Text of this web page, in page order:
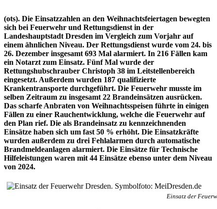
(ots). Die Einsatzzahlen an den Weihnachtsfeiertagen bewegten
sich bei Feuerwehr und Rettungsdienst in der
Landeshauptstadt Dresden im Vergleich zum Vorjahr auf
einem ähnlichen Niveau. Der Rettungsdienst wurde vom 24. bis
26. Dezember insgesamt 693 Mal alarmiert. In 216 Fällen kam
ein Notarzt zum Einsatz. Fünf Mal wurde der
Rettungshubschrauber Christoph 38 im Leitstellenbereich
eingesetzt. Außerdem wurden 187 qualifizierte
Krankentransporte durchgeführt. Die Feuerwehr musste im
selben Zeitraum zu insgesamt 22 Brandeinsätzen ausrücken.
Das scharfe Anbraten von Weihnachtsspeisen führte in einigen
Fällen zu einer Rauchentwicklung, welche die Feuerwehr auf
den Plan rief. Die als Brandeinsatz zu kennzeichnenden
Einsätze haben sich um fast 50 % erhöht. Die Einsatzkräfte
wurden außerdem zu drei Fehlalarmen durch automatische
Brandmeldeanlagen alarmiert. Die Einsätze für Technische
Hilfeleistungen waren mit 44 Einsätze ebenso unter dem Niveau
von 2024.
Einsatz der